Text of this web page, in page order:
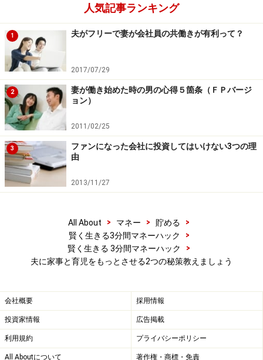
とが分かるはずです。それこそワンオペ状況が見える化
したということです。これを交渉の材料とします。スマ
ホのカメラで撮影してコピーも取っておきましょう（ケ
ンカになって破られると悔しいので）。
余裕があるなら、どれを具体的にバトンタッチできるか
考えてみます
。「ゴミ出しを、ゴミを部屋中からまとめ
るところからしてもらう」とか「夜中に浴室乾燥機を使
った洗濯物干しをしてもらう」のように具体的でできる
ことからあげていくのがコツです。
「週1でワンオペを代わってもらう」のような形もでい
より具体的にすることで、分担の見直しの余地が生まれ
張っても、夫は家事育児してくれない
さて、 は「キレる」ことです。なぜなら、「い
つか夫は気がついてくれる」というのはうまくいかない
からです。自分が楽な立場にある人が自ら家事育児負担
人気記事ランキング
1 夫がフリーで妻が会社員の共働きが有利って？
2017/07/29
2
妻が働き始めた時の男の心得５箇条（ＦＰバージ
ョン）
2011/02/25
3
ファンになった会社に投資してはいけない3つの理
由
2013/11/27
All About > マネー > 貯める
>
賢く生きる3分間マネーハック
>
賢く生きる 3分間マネーハック
>
夫に家事と育児をもっとさせる2つの秘策教えましょう
会社概要 採用情報
投資家情報 広告掲載
利用規約 プライバシーポリシー
All Aboutについて 著作権・商標・免責